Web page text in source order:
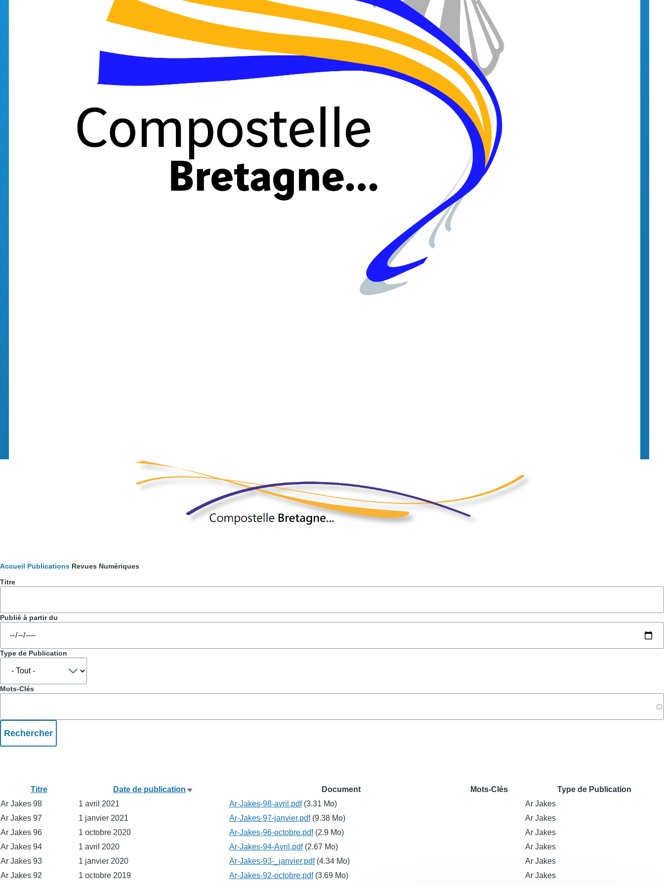
Fil
d'Ariane
Accueil Publications Revues Numériques
Titre
Publié à partir du
Type de Publication
Mots-Clés
Titre Date de publication Trier
Document Mots-Clés
Type de Publication
Ar Jakes 98
1 avril 2021 Fichier
Ar-Jakes-98-avril.pdf (3.31 Mo)
Ar Jakes
Ar Jakes 97
1 janvier 2021 Fichier
Ar-Jakes-97-janvier.pdf (9.38 Mo)
Ar Jakes
Ar Jakes 96
1 octobre 2020 Fichier
Ar-Jakes-96-octobre.pdf (2.9 Mo)
Ar Jakes
Ar Jakes 94
1 avril 2020 Fichier
Ar-Jakes-94-Avril.pdf (2.67 Mo)
Ar Jakes
Ar Jakes 93
1 janvier 2020 Fichier
Ar-Jakes-93-_janvier.pdf (4.34 Mo)
Ar Jakes
Ar Jakes 92
1 octobre 2019 Fichier
Ar-Jakes-92-octobre.pdf (3.69 Mo)
Ar Jakes